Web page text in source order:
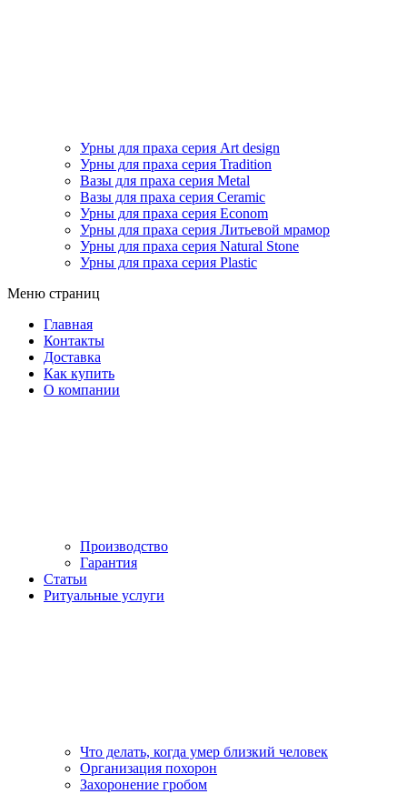
Урны для праха серия Art design
Урны для праха серия Tradition
Вазы для праха серия Metal
Вазы для праха серия Ceramic
Урны для праха серия Econom
Урны для праха серия Литьевой мрамор
Урны для праха серия Natural Stone
Урны для праха серия Plastic
Меню страниц
Главная
Контакты
Доставка
Как купить
О компании
Производство
Гарантия
Статьи
Ритуальные услуги
Что делать, когда умер близкий человек
Организация похорон
Захоронение гробом